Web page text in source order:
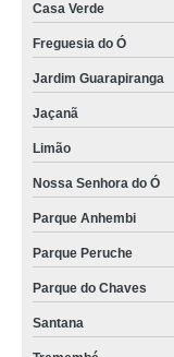
Casa Verde
Freguesia do Ó
Jardim Guarapiranga
Jaçanã
Limão
Nossa Senhora do Ó
Parque Anhembi
Parque Peruche
Parque do Chaves
Santana